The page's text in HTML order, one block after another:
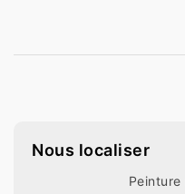
Nous localiser
Peinture